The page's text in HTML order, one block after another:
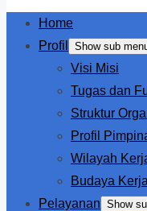
Home
Profil
Show sub
Visi Misi
Tugas dan
Struktur
Profil
Wilayah
Budaya Kerja
Pelayanan Show